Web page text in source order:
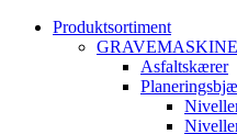
Produktsortiment
GRAVEMASKINE
Asfaltskærer